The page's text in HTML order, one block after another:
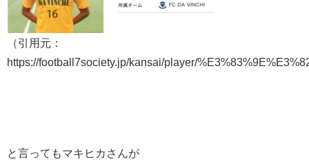
（引用元：
https://football7society.jp/kansai/player/
と言ってもマキヒカさんが